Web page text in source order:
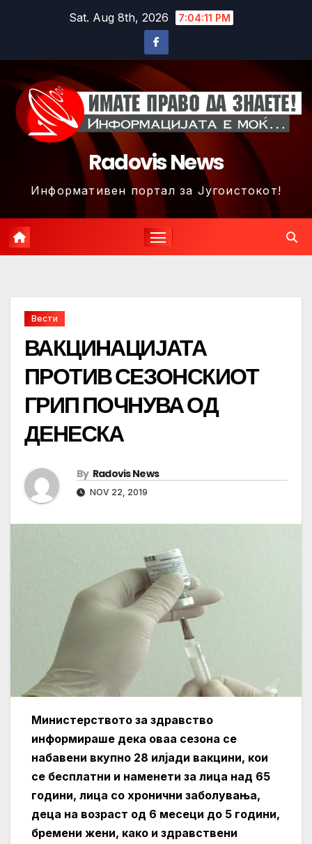
Sat. Aug 8th, 2026 7:04:14 PM
Radovis News
Информативен портал за Југоистокот!
Вести
ВАКЦИНАЦИЈАТА
ПРОТИВ СЕЗОНСКИОТ
ГРИП ПОЧНУВА ОД
ДЕНЕСКА
By Radovis News
NOV 22, 2019
Министерството за здравство
информираше дека оваа сезона се
набавени вкупно 28 илјади вакцини, кои
се бесплатни и наменети за лица над 65
години, лица со хронични заболувања,
деца на возраст од 6 месеци до 5 години,
бремени жени, како и здравствени